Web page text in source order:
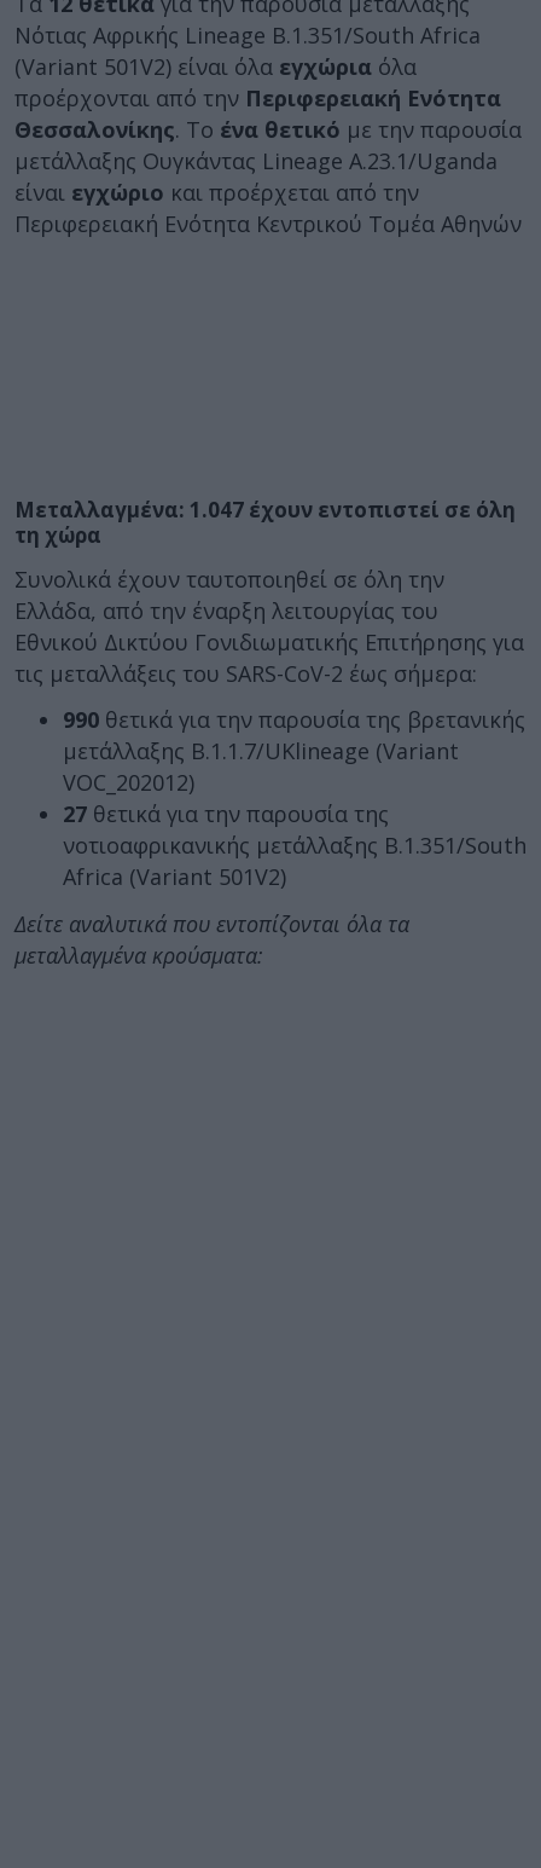
Νότιας Αφρικής Lineage B.1.351/South Africa
(Variant 501V2) είναι όλα εγχώρια όλα
προέρχονται από την Περιφερειακή Ενότητα
Θεσσαλονίκης. Το ένα θετικό με την παρουσία
μετάλλαξης Ουγκάντας Lineage A.23.1/Uganda
είναι εγχώριο και προέρχεται από την
Περιφερειακή Ενότητα Κεντρικού Τομέα Αθηνών
Μεταλλαγμένα: 1.047 έχουν εντοπιστεί σε όλη
τη χώρα
Συνολικά έχουν ταυτοποιηθεί σε όλη την
Ελλάδα, από την έναρξη λειτουργίας του
Εθνικού Δικτύου Γονιδιωματικής Επιτήρησης για
τις μεταλλάξεις του SARS-CoV-2 έως σήμερα:
990 θετικά για την παρουσία της βρετανικής
μετάλλαξης Β.1.1.7/UKlineage (Variant
VOC_202012)
27 θετικά για την παρουσία της
νοτιοαφρικανικής μετάλλαξης B.1.351/South
Africa (Variant 501V2)
Δείτε αναλυτικά που εντοπίζονται όλα τα
μεταλλαγμένα κρούσματα: